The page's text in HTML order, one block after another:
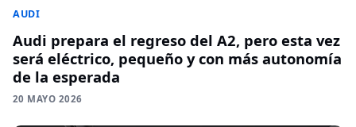
AUDI
Audi prepara el regreso del A2, pero esta vez
será eléctrico, pequeño y con más autonomía
de la esperada
20 MAYO 2026